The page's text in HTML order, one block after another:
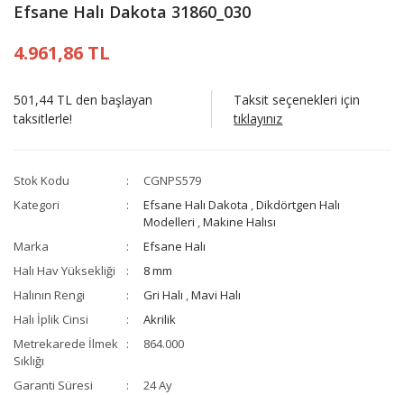
Efsane Halı Dakota 31860_030
4.961,86 TL
501,44 TL den başlayan
taksitlerle!
Taksit seçenekleri için
tıklayınız
Stok Kodu
CGNPS579
Kategori
Efsane Halı Dakota ,Dikdörtgen Halı
Modelleri ,Makine Halısı
Marka
Efsane Halı
Halı Hav Yüksekliği
8 mm
Halının Rengi
Gri Halı ,Mavi Halı
Halı İplik Cinsi
Akrilik
Metrekarede İlmek
Sıklığı
864.000
Garanti Süresi
24 Ay